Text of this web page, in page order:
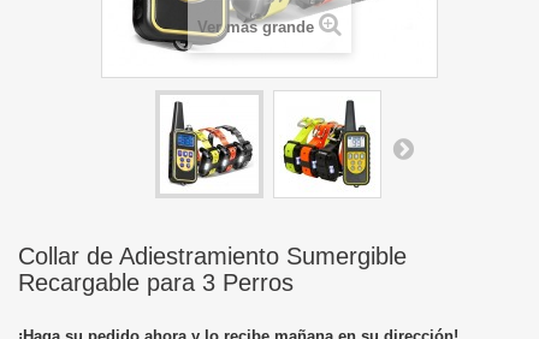
Ver más grande
Collar de Adiestramiento Sumergible
Recargable para 3 Perros